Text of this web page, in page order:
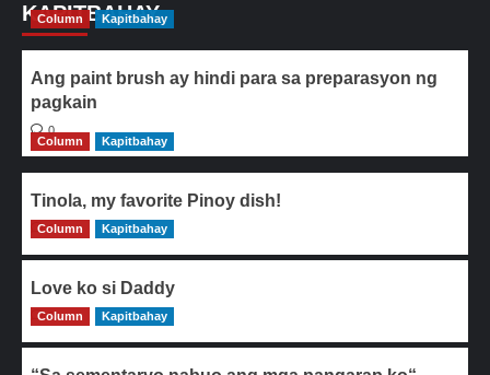
KAPITBAHAY
Column Kapitbahay
Ang paint brush ay hindi para sa preparasyon ng
pagkain
0
Column
Kapitbahay
Tinola, my favorite Pinoy dish!
0
Column Kapitbahay
Love ko si Daddy
0
Column Kapitbahay